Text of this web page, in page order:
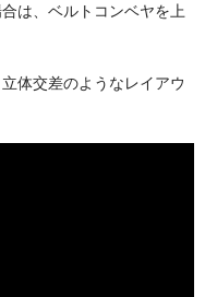
は、ベルトコンベヤを上
体交差のようなレイアウ